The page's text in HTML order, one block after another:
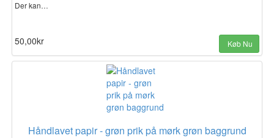
Der kan…
50,00kr Køb Nu
Håndlavet papir - grøn prik på mørk grøn baggrund